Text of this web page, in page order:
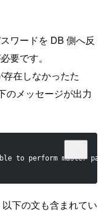
ワードを DB 側へ反
要です。
在しなかったた
のメッセージが出力
to perform master
下の文も含まれてい